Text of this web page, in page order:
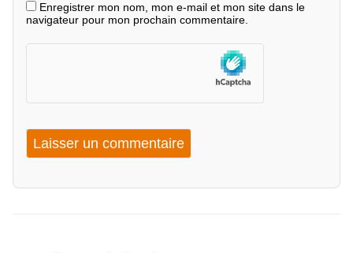
Enregistrer mon nom, mon e-mail et mon site dans le
navigateur pour mon prochain commentaire.